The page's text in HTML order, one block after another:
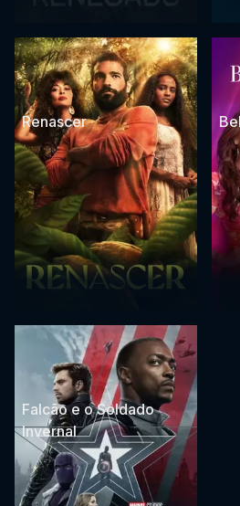
Renascer
Falcão e o Soldado
Invernal